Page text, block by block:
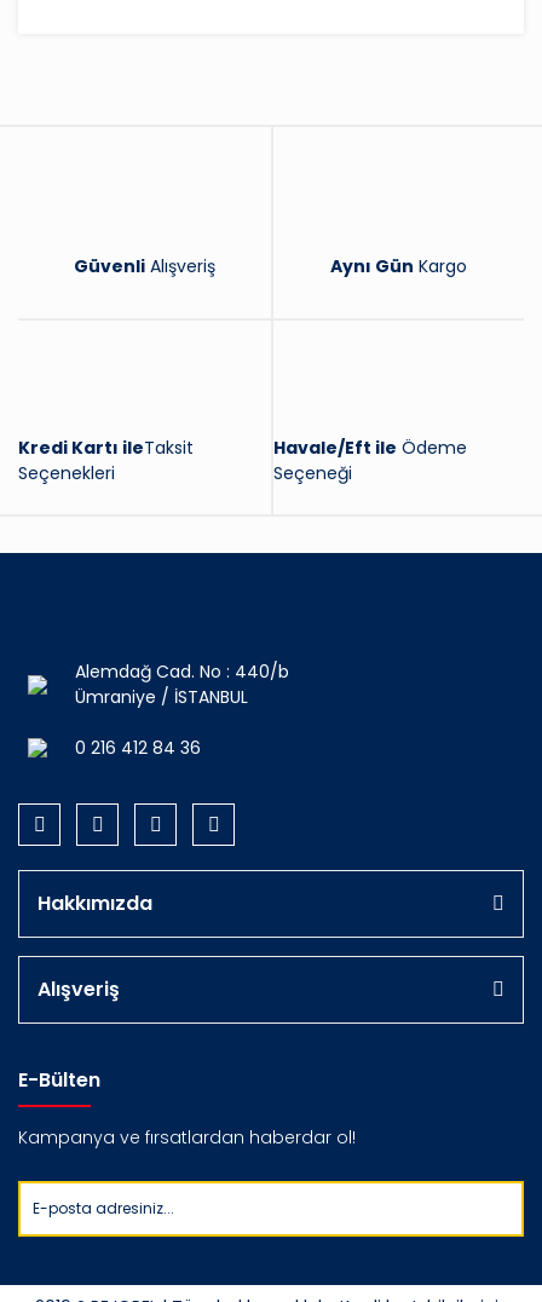
Güvenli Alışveriş Aynı Gün Kargo
Kredi Kartı ileTaksit
Seçenekleri
Havale/Eft ile Ödeme
Seçeneği
Alemdağ Cad. No : 440/b
Ümraniye / İSTANBUL
0 216 412 84 36
Hakkımızda
Alışveriş
E-Bülten
Kampanya ve fırsatlardan haberdar ol!